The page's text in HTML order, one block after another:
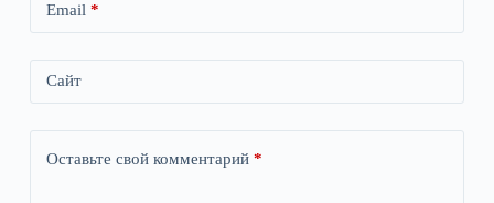
Email *
Сайт
Оставьте свой комментарий*